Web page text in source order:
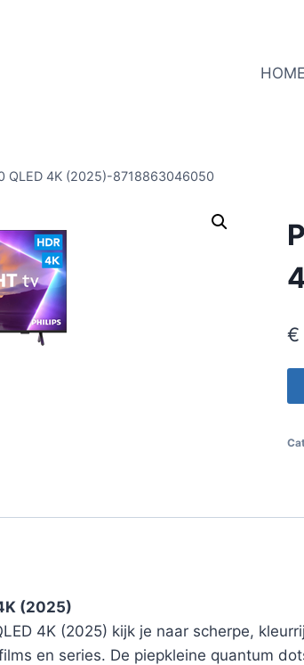
HOME
QLED 4K (2025)-8718863046050
€
(2025)
4K (2025) kijk je naar scherpe,
en series. De piepkleine quantum